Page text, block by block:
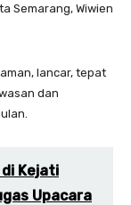
Semarang, Wiwien
lancar, tepat
dan
Kejati
Upacara